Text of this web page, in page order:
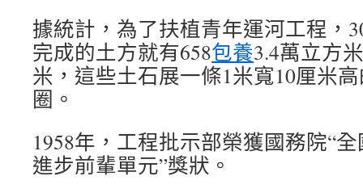
據統計，為了扶植青年運河工程，
完成的土方就有658包養3.4萬立方
米，這些土石展一條1米寬10厘米
圈。
1958年，工程批示部榮獲國務院“
進步前輩單元”獎狀。